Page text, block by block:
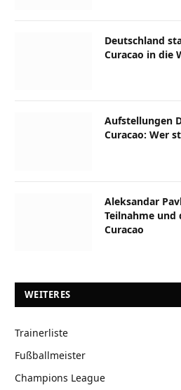
Deutschland
Curacao in die
Aufstellungen
Curacao: Wer
Aleksandar
Teilnahme und
Curacao
WEITERES
Trainerliste
Fußballmeister
Champions League